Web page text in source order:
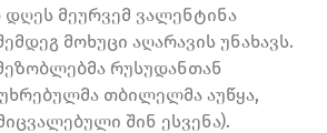
მეურვემ ვალენტინა
მოხუცი აღარავის უნახავს.
რუსუდანთან
თბილელმა აუწყა,
შინ ესვენა).